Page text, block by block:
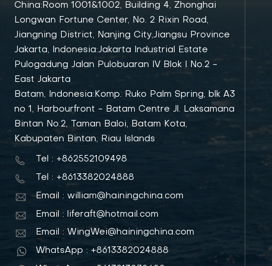
China:Room 1001&1002, Building 4, Zhonghai
Longwan Fortune Center, No. 2 Rixin Road,
Jiangning District, Nanjing City,Jiangsu Province
Jakarta, Indonesia:Jakarta Industrial Estate
Pulogadung Jalan Pulobuaran IV Blok I No.2 -
East Jakarta
Batam, Indonesia:Komp. Ruko Palm Spring, blk A3
no 1, Harbourfront - Batam Centre Jl. Laksamana
Bintan No.2, Taman Baloi, Batam Kota,
Kabupaten Bintan, Riau Islands
Tel : +862552109498
Tel : +8613382024888
Email : william@hainingchina.com
Email : liferaft@hotmail.com
Email : WingWei@hainingchina.com
WhatsApp : +8613382024888